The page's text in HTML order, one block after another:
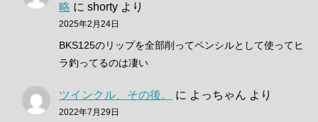
略 に shorty より
2025年2月24日
BKS125のリップを全部削ってペンシルとして使ってヒ
ラ釣ってるのは凄い
ツインクル、その後。 に よっちゃん より
2022年7月29日